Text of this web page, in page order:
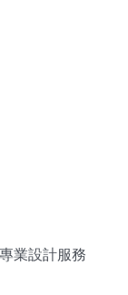
業設計服務